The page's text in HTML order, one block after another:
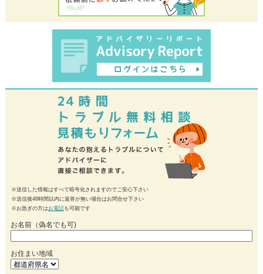
※送信した情報はすべて暗号化されますのでご安心下さい
※送信後48時間以内に返答が無い場合はお問合せ下さい
※お急ぎの方は お電話も可能です
お名前（偽名でも可)
お住まい地域